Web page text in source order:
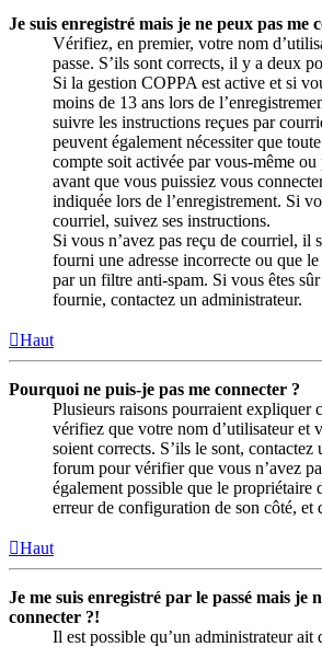
Je suis enregistré mais je ne peux pas me
Vérifiez, en premier, votre nom
passe. S’ils sont corrects, il y a deux
Si la gestion COPPA est active et si
moins de 13 ans lors de
suivre les instructions reçues par
peuvent également nécessiter que
compte soit activée par vous-même
avant que vous puissiez vous
indiquée lors de l’enregistrement. Si
courriel, suivez ses instructions.
Si vous n’avez pas reçu de courriel, il
fourni une adresse incorrecte ou que
par un filtre anti-spam. Si vous êtes
fournie, contactez un administrateur.
Haut
Pourquoi ne puis-je pas me connecter ?
Plusieurs raisons pourraient expliquer
vérifiez que votre nom d’utilisateur et
soient corrects. S’ils le sont, contactez
forum pour vérifier que vous n’avez
également possible que le propriétaire
erreur de configuration de son côté, et
Haut
Je me suis enregistré par le passé mais je
connecter ?!
Il est possible qu’un administrateur ait